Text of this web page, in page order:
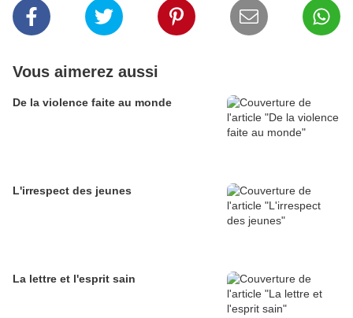
Vous aimerez aussi
De la violence faite au monde
L'irrespect des jeunes
La lettre et l'esprit sain